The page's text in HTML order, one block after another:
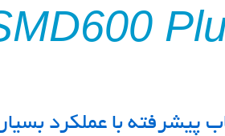
پیشرفته با عملکرد بسیار